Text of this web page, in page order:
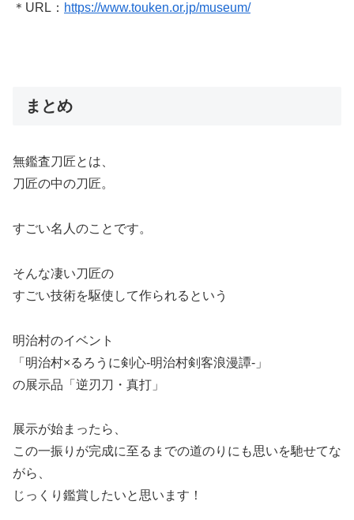
＊URL： https://www.touken.or.jp/museum/
まとめ
無鑑査刀匠とは、
刀匠の中の刀匠。
すごい名人のことです。
そんな凄い刀匠の
すごい技術を駆使して作られるという
明治村のイベント
「明治村×るろうに剣心-明治村剣客浪漫譚-」
の展示品「逆刃刀・真打」
展示が始まったら、
この一振りが完成に至るまでの道のりにも思いを馳せてな
がら、
じっくり鑑賞したいと思います！